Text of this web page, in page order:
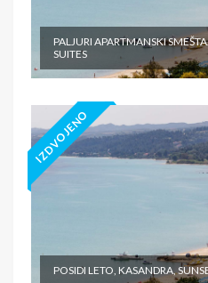
PALJURI APARTMANSKI
SUITES
IZDVOJENO
POSIDI LETO, KASANDRA,